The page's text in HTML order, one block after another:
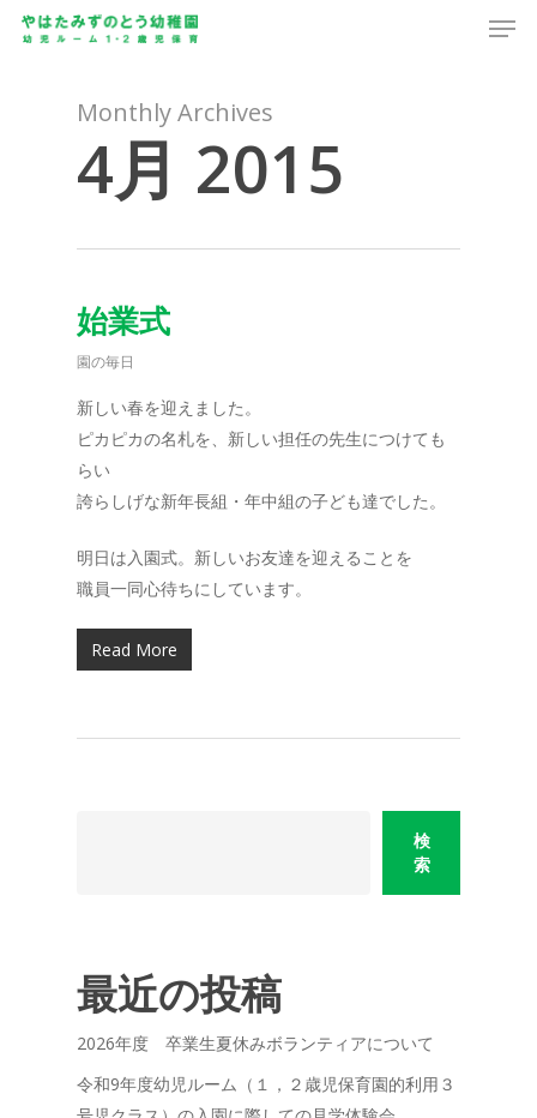
Skip
Monthly Archives
4月 2015
始業式
園の毎日
新しい春を迎えました。
ピカピカの名札を、新しい担任の先生につけても
らい
誇らしげな新年長組・年中組の子ども達でした。
明日は入園式。新しいお友達を迎えることを
職員一同心待ちにしています。
Read More
検
索
最近の投稿
2026年度 卒業生夏休みボランティアについて
令和9年度幼児ルーム（１，２歳児保育園的利用３